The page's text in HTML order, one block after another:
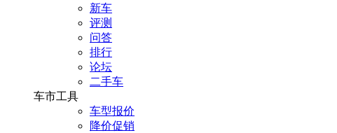
新车
评测
问答
排行
论坛
二手车
车市工具
车型报价
降价促销